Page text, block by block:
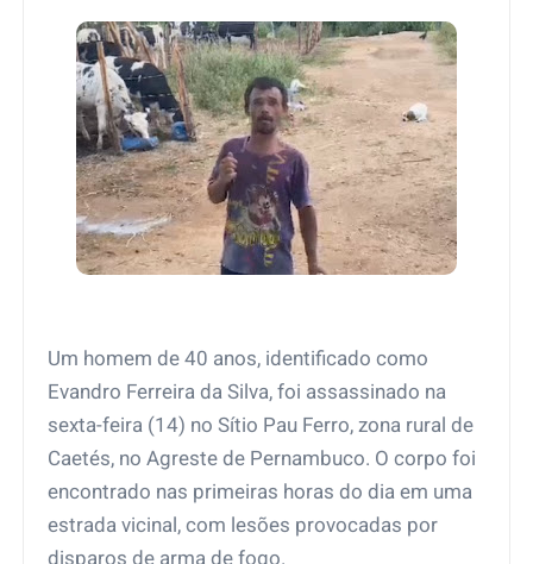
Um homem de 40 anos, identificado como
Evandro Ferreira da Silva, foi assassinado na
sexta-feira (14) no Sítio Pau Ferro, zona rural de
Caetés, no Agreste de Pernambuco. O corpo foi
encontrado nas primeiras horas do dia em uma
estrada vicinal, com lesões provocadas por
disparos de arma de fogo.